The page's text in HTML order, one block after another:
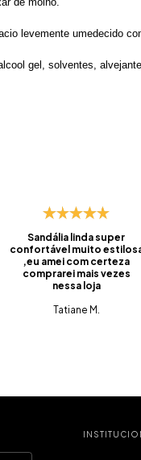
de molho.
levemente umedecido
gel, solventes,
Sandália linda super
confortável muito
,eu amei com certeza
comprarei mais vezes
nessa loja
Tatiane M.